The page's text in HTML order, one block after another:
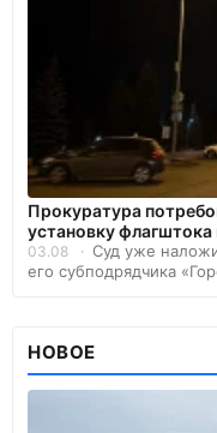
Прокуратура
установку флагштока
03.08
Суд уже
его субподрядчика
НОВОЕ